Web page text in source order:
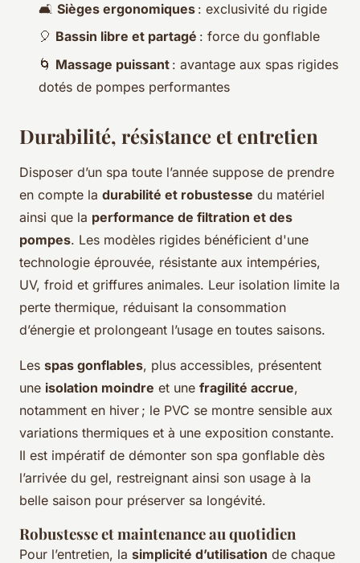
🛋️ Sièges ergonomiques : exclusivité du rigide
🎈 Bassin libre et partagé : force du gonflable
🌀 Massage puissant : avantage aux spas rigides
dotés de pompes performantes
Durabilité, résistance et entretien
Disposer d’un spa toute l’année suppose de prendre
en compte la durabilité et robustesse du matériel
ainsi que la performance de filtration et des
pompes. Les modèles rigides bénéficient d'une
technologie éprouvée, résistante aux intempéries,
UV, froid et griffures animales. Leur isolation limite la
perte thermique, réduisant la consommation
d’énergie et prolongeant l’usage en toutes saisons.
Les spas gonflables, plus accessibles, présentent
une isolation moindre et une fragilité accrue,
notamment en hiver ; le PVC se montre sensible aux
variations thermiques et à une exposition constante.
Il est impératif de démonter son spa gonflable dès
l’arrivée du gel, restreignant ainsi son usage à la
belle saison pour préserver sa longévité.
Robustesse et maintenance au quotidien
Pour l’entretien, la simplicité d’utilisation de chaque